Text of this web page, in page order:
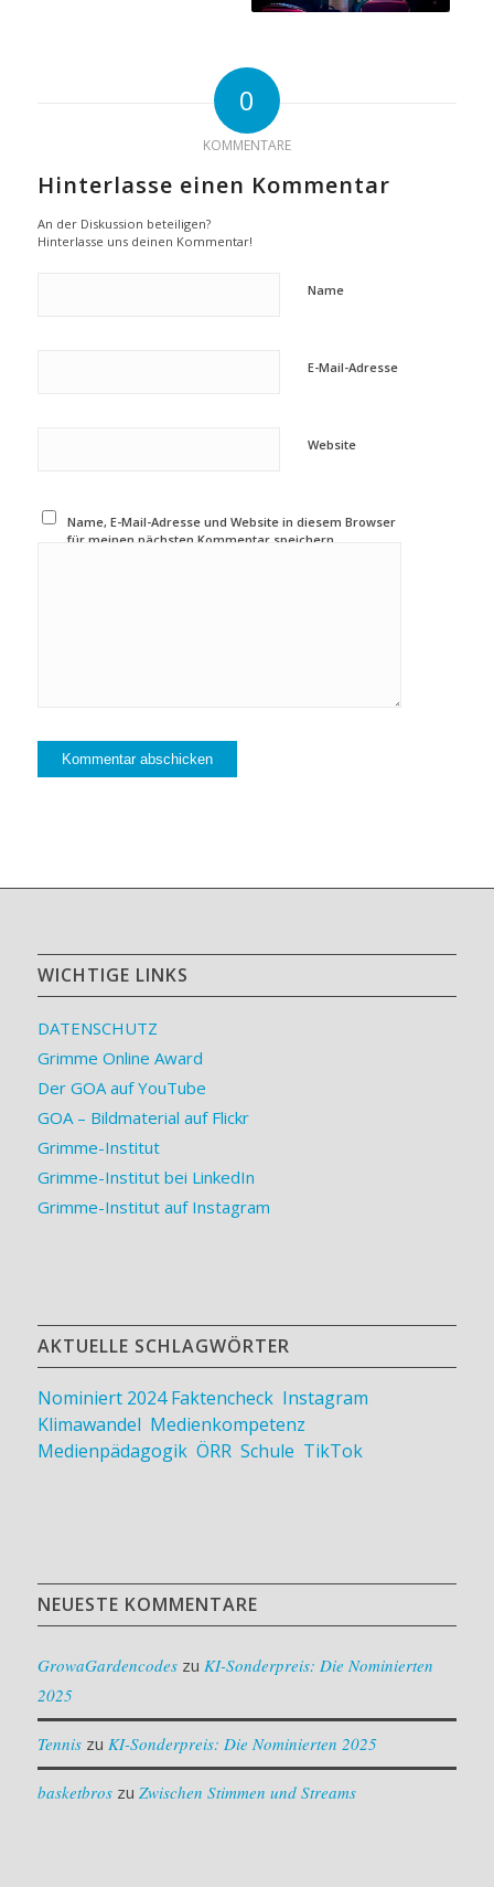
0
KOMMENTARE
Hinterlasse einen Kommentar
An der Diskussion beteiligen?
Hinterlasse uns deinen Kommentar!
Name
E-Mail-Adresse
Website
Name, E-Mail-Adresse und Website in diesem Browser
für meinen nächsten Kommentar speichern.
WICHTIGE LINKS
DATENSCHUTZ
Grimme Online Award
Der GOA auf YouTube
GOA – Bildmaterial auf Flickr
Grimme-Institut
Grimme-Institut bei LinkedIn
Grimme-Institut auf Instagram
AKTUELLE SCHLAGWÖRTER
Nominiert 2024 Faktencheck, Instagram
Klimawandel Medienkompetenz
Medienpädagogik, ÖRR, Schule TikTok
NEUESTE KOMMENTARE
GrowaGardencodeszu KI-Sonderpreis: Die Nominierten
2025
Tenniszu KI-Sonderpreis: Die Nominierten 2025
basketbroszu Zwischen Stimmen und Streams